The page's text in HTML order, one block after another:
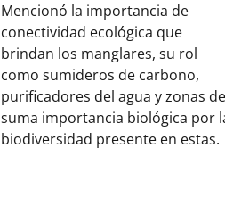
Mencionó la importancia de
conectividad ecológica que
brindan los manglares, su rol
como sumideros de carbono,
purificadores del agua y zonas de
suma importancia biológica por
biodiversidad presente en estas.